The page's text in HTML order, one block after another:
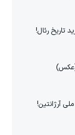
تاریخ رئال!
آرژانتین!